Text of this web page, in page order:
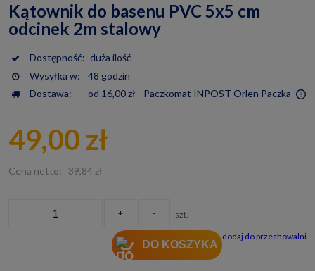
Kątownik do basenu PVC 5x5 cm
odcinek 2m stalowy
Dostępność: duża ilość
Wysyłka w:
48 godzin
Dostawa:
od 16,00 zł - Paczkomat INPOST Orlen Paczka
49,00 zł
Cena netto: 39,84 zł
+ - szt.
DO KOSZYKA
dodaj do przechowalni